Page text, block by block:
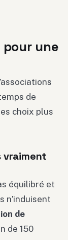
une
de
choix plus
vraiment
équilibré et
n’induisent
de
de 150